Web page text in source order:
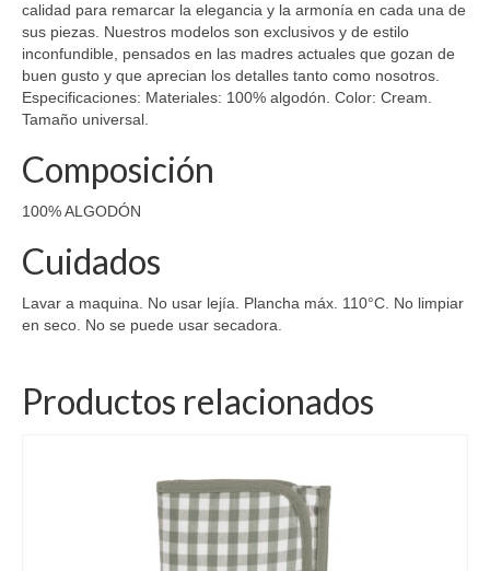
calidad para remarcar la elegancia y la armonía en cada una de
sus piezas. Nuestros modelos son exclusivos y de estilo
inconfundible, pensados en las madres actuales que gozan de
buen gusto y que aprecian los detalles tanto como nosotros.
Especificaciones: Materiales: 100% algodón. Color: Cream.
Tamaño universal.
Composición
100% ALGODÓN
Cuidados
Lavar a maquina. No usar lejía. Plancha máx. 110°C. No limpiar
en seco. No se puede usar secadora.
Productos relacionados